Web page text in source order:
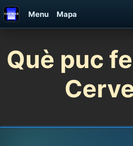
Menu Mapa
Què puc